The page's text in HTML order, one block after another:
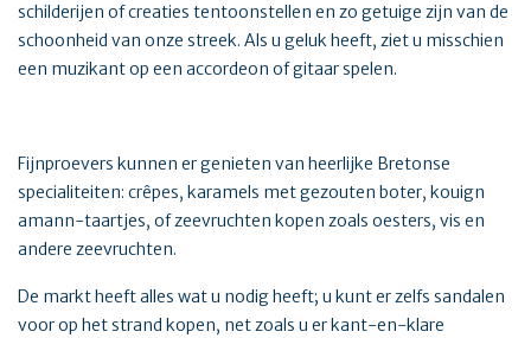
schilderijen of creaties tentoonstellen en zo getuige zijn van de
schoonheid van onze streek. Als u geluk heeft, ziet u misschien
een muzikant op een accordeon of gitaar spelen.
Fijnproevers kunnen er genieten van heerlijke Bretonse
specialiteiten: crêpes, karamels met gezouten boter, kouign
amann-taartjes, of zeevruchten kopen zoals oesters, vis en
andere zeevruchten.
De markt heeft alles wat u nodig heeft; u kunt er zelfs sandalen
voor op het strand kopen, net zoals u er kant-en-klare